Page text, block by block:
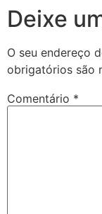
Deixe
O seu endereço
obrigatórios são
Comentário *